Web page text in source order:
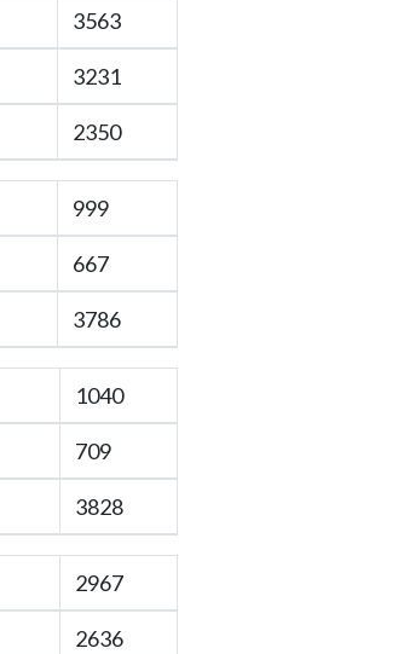
3563
3231
2350
999
667
3786
1040
709
3828
2967
2636